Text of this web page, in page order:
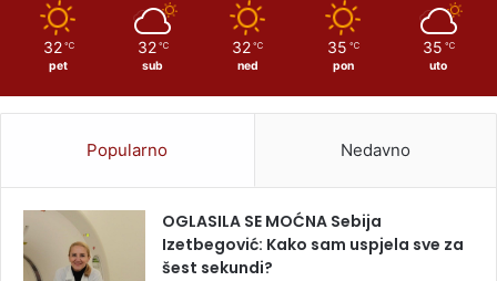
32 ℃
pet
32 ℃
sub
32 ℃
ned
35 ℃
pon
35 ℃
uto
Popularno Nedavno
OGLASILA SE MOĆNA Sebija
Izetbegović: Kako sam uspjela sve za
šest sekundi?